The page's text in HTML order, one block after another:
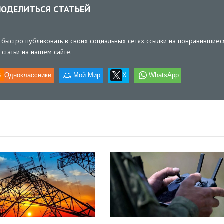
СТАТЬЕЙ
публиковать в своих социальных сетях ссылки на
статьи на нашем сайте.
Одноклассники Мой Мир X WhatsApp